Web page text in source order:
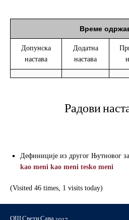
Време
Допунска
настава
Додатна
настава
Радови
Дефиниције из другог Њутновог
kao meni kao meni tesko meni
(Visited 46 times, 1 visits today)